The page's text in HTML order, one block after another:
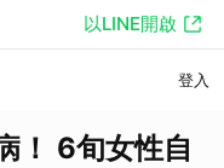
以LINE開啟
登入
！ 6旬女性自